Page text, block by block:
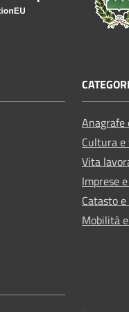
Cultura
Vita
Imprese
Catasto
Mobilità